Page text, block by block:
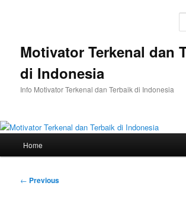
Motivator Terkenal dan
di Indonesia
Info Motivator Terkenal dan Terbaik di Indonesia
Home
Post
← Previous